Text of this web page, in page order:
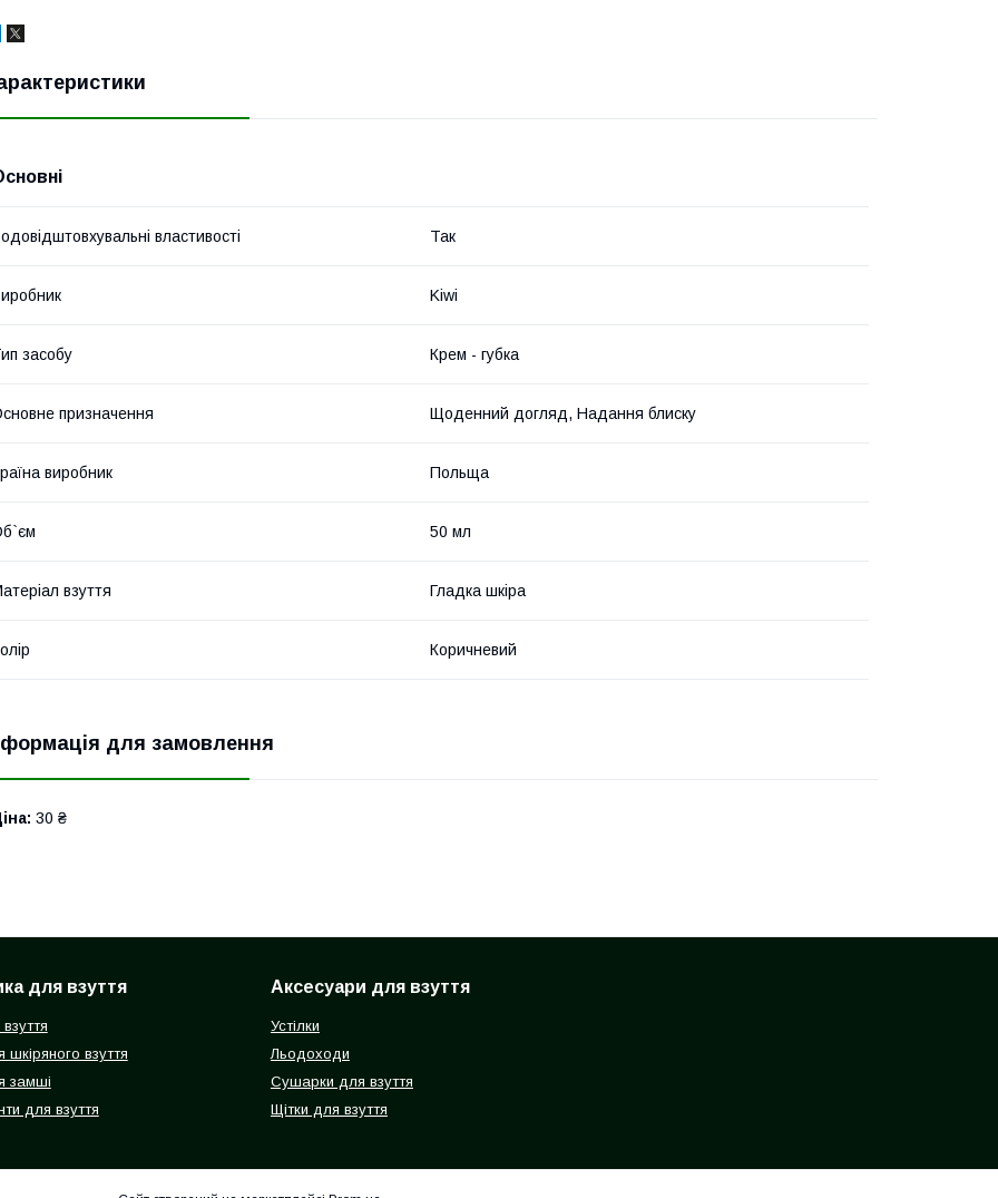
властивості Так
Kiwi
засобу Крем - губка
призначення Щоденний догляд, Надання блиску
виробник Польща
50 мл
взуття Гладка шкіра
Коричневий
для замовлення
30 ₴
для взуття
взуття
замші
для взуття
Аксесуари для взуття
Устілки
Льодоходи
Сушарки для взуття
Щітки для взуття